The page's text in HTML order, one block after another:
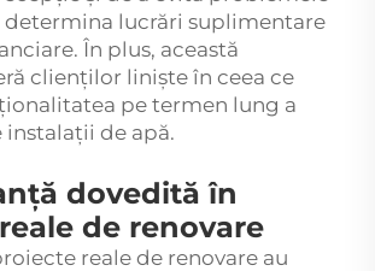
determina lucrări suplimentare
În plus, această
clienților liniște în ceea ce
pe termen lung a
de apă.
dovedită în
de renovare
reale de renovare au